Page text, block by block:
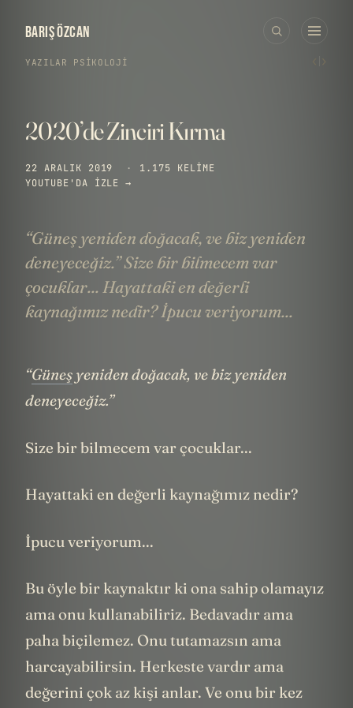
BARIŞ ÖZCAN
YAZILAR PSIKOLOJI ›
2020’de Zinciri Kırma
22 ARALIK 2019 ·
1.175 KELIME
YOUTUBE'DA IZLE →
“Güneş yeniden doğacak, ve biz yeniden
deneyeceğiz.” Size bir bilmecem var
çocuklar... Hayattaki en değerli
kaynağımız nedir? İpucu veriyorum...
“Güneş yeniden doğacak, ve biz yeniden
deneyeceğiz.”
Size bir bilmecem var çocuklar...
Hayattaki en değerli kaynağımız nedir?
İpucu veriyorum...
Bu öyle bir kaynaktır ki ona sahip olamayız
ama onu kullanabiliriz. Bedavadır ama
paha biçilemez. Onu tutamazsın ama
harcayabilirsin. Herkeste vardır ama
değerini çok az kişi anlar. Ve onu bir kez